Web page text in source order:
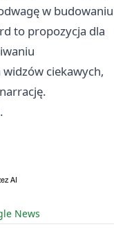
w budowaniu
to propozycja dla
widzów ciekawych,
.
News